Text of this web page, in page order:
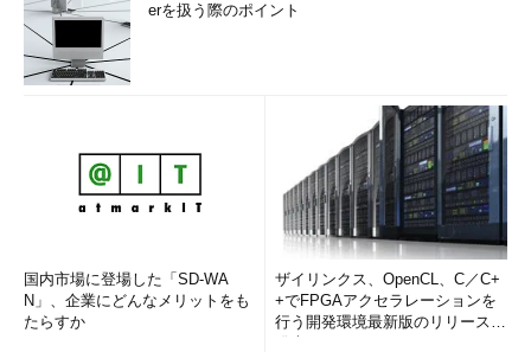
erを扱う際のポイント
国内市場に登場した「SD-WA
N」、企業にどんなメリットをも
たらすか
ザイリンクス、OpenCL、C／C+
+でFPGAアクセラレーションを
行う開発環境最新版のリリースを